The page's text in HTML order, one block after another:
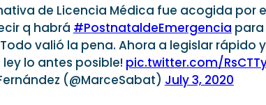
de Licencia Médica fue acogida por
q habrá #PostnataldeEmergencia
valió la pena. Ahora a legislar rápido
lo antes posible! pic.twitter.com/
(@MarceSabat) July 3, 2020